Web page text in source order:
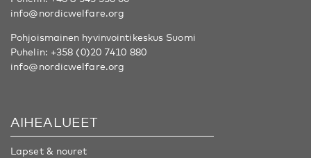
info@nordicwelfare.org
Pohjoismainen hyvinvointikeskus Suomi
Puhelin: +358 (0)20 7410 880
info@nordicwelfare.org
AIHEALUEET
Lapset & nouret